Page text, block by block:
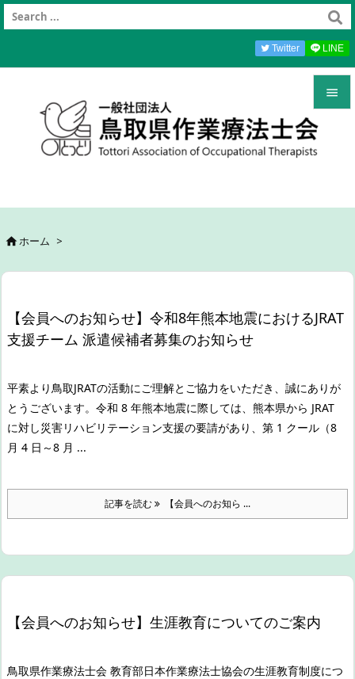


Twitter LINE
ホーム >
【会員へのお知らせ】令和8年熊本地震におけるJRAT
支援チーム 派遣候補者募集のお知らせ
平素より鳥取JRATの活動にご理解とご協力をいただき、誠にありが
とうございます。 令和 8 年熊本地震に際しては、熊本県から JRAT
に対し災害リハビリテーション支援の要請があり、第 1 クール（8
月 4 日～8 月 ...
記事を読む 【会員へのお知ら ...
【会員へのお知らせ】生涯教育についてのご案内
鳥取県作業療法士会 教育部日本作業療法士協会の生涯教育制度につ